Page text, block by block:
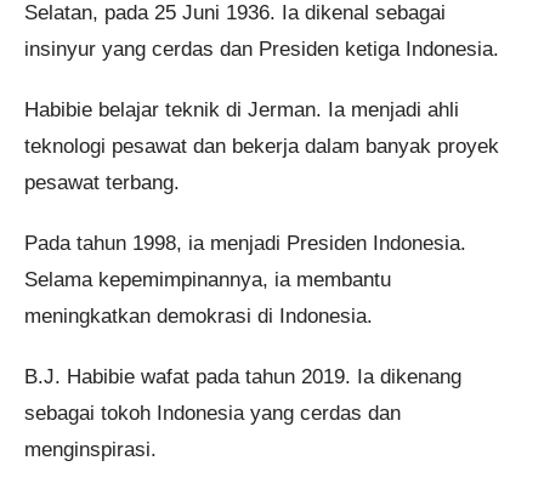
Selatan, pada 25 Juni 1936. Ia dikenal sebagai
insinyur yang cerdas dan Presiden ketiga Indonesia.
Habibie belajar teknik di Jerman. Ia menjadi ahli
teknologi pesawat dan bekerja dalam banyak proyek
pesawat terbang.
Pada tahun 1998, ia menjadi Presiden Indonesia.
Selama kepemimpinannya, ia membantu
meningkatkan demokrasi di Indonesia.
B.J. Habibie wafat pada tahun 2019. Ia dikenang
sebagai tokoh Indonesia yang cerdas dan
menginspirasi.